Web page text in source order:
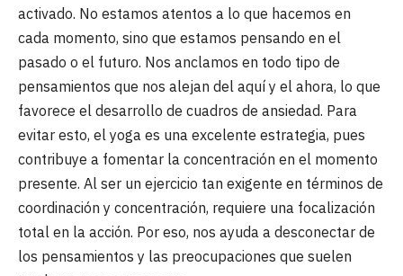
activado. No estamos atentos a lo que hacemos en
cada momento, sino que estamos pensando en el
pasado o el futuro. Nos anclamos en todo tipo de
pensamientos que nos alejan del aquí y el ahora, lo que
favorece el desarrollo de cuadros de ansiedad. Para
evitar esto, el yoga es una excelente estrategia, pues
contribuye a fomentar la concentración en el momento
presente. Al ser un ejercicio tan exigente en términos de
coordinación y concentración, requiere una focalización
total en la acción. Por eso, nos ayuda a desconectar de
los pensamientos y las preocupaciones que suelen